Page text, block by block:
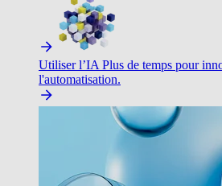
Utiliser l’IA Plus de temps pour
l'automatisation.